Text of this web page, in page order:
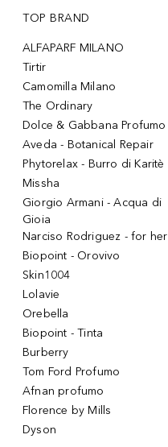
TOP BRAND
ALFAPARF MILANO
Tirtir
Camomilla Milano
The Ordinary
Dolce & Gabbana Profumo
Aveda - Botanical Repair
Phytorelax - Burro di Karitè
Missha
Giorgio Armani - Acqua di
Gioia
Narciso Rodriguez - for her
Biopoint - Orovivo
Skin1004
Lolavie
Orebella
Biopoint - Tinta
Burberry
Tom Ford Profumo
Afnan profumo
Florence by Mills
Dyson